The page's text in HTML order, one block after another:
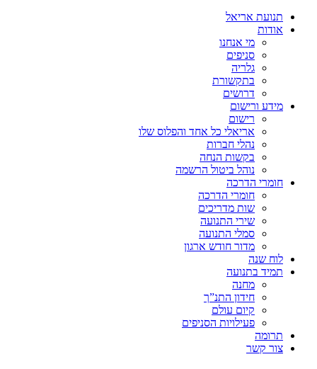
תנועת אריאל
אודות
מי אנחנו
סניפים
גלריה
בתקשורת
דרושים
מידע ורישום
רישום
אריאלי כל אחד והפלוס שלו
נהלי חברות
בקשות הנחה
נוהל ביטול הרשמה
חומרי הדרכה
חומרי הדרכה
שות מדריכים
שירי התנועה
סמלי התנועה
מדור חודש ארגון
לוח שנה
תמיד בתנועה
מחנה
חידון התנ”ך
קיום עולם
פעילויות הסניפים
תרומה
צור קשר